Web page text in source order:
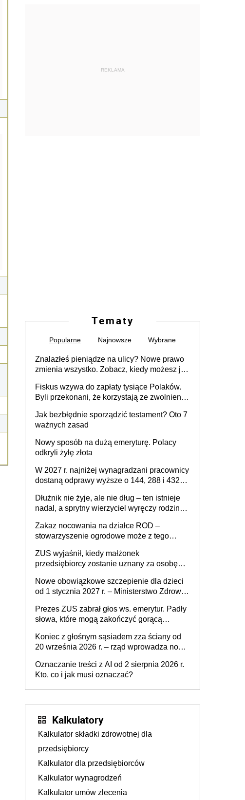
REKLAMA
Tematy
Popularne Najnowsze Wybrane
Znalazłeś pieniądze na ulicy? Nowe prawo
zmienia wszystko. Zobacz, kiedy możesz je
Fiskus wzywa do zapłaty tysiące Polaków.
Byli przekonani, że korzystają ze zwolnienia
Jak bezbłędnie sporządzić testament? Oto 7
ważnych zasad
Nowy sposób na dużą emeryturę. Polacy
odkryli żyłę złota
W 2027 r. najniżej wynagradzani pracownicy
dostaną odprawy wyższe o 144, 288 i 432
Dłużnik nie żyje, ale nie dług – ten istnieje
nadal, a sprytny wierzyciel wyręczy rodzinę
Zakaz nocowania na działce ROD –
stowarzyszenie ogrodowe może z tego
działki (wypowiedzieć dzierżawę)?
ZUS wyjaśnił, kiedy małżonek
przedsiębiorcy zostanie uznany za osobę
Nowe obowiązkowe szczepienie dla dzieci
od 1 stycznia 2027 r. – Ministerstwo Zdrowia
2027 r.
Prezes ZUS zabrał głos ws. emerytur. Padły
słowa, które mogą zakończyć gorącą
Koniec z głośnym sąsiadem zza ściany od
20 września 2026 r. – rząd wprowadza nowe
mieszkańców
Oznaczanie treści z AI od 2 sierpnia 2026 r.
Kto, co i jak musi oznaczać?
Kalkulatory
Kalkulator składki zdrowotnej dla
przedsiębiorcy
Kalkulator dla przedsiębiorców
Kalkulator wynagrodzeń
Kalkulator umów zlecenia